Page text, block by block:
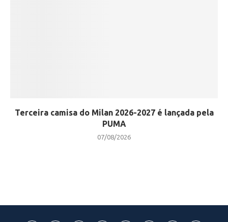
Terceira camisa do Milan 2026-2027 é lançada pela
PUMA
07/08/2026